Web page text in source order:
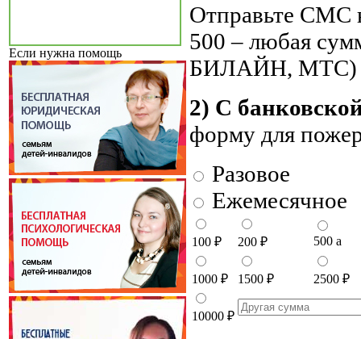
Если нужна помощь
Отправьте СМС
500 – любая
БИЛАЙН, МТС)
2) С
форму для
Разовое
Ежемесячное
100 ₽ 200 ₽ 500 a
1000 ₽ 1500 ₽ 2500 ₽
10000 ₽